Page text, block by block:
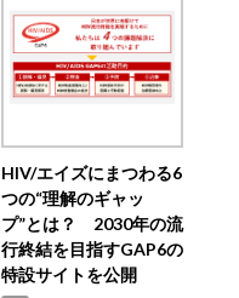
HIV/エイズにまつわる6
つの“理解のギャッ
プ”とは？ 2030年の流
行終結を目指すGAP6の
特設サイトを公開